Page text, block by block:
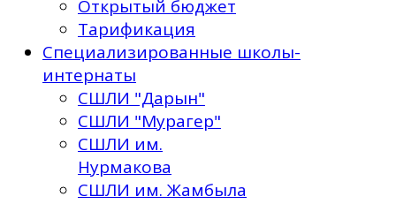
Открытый бюджет
Тарификация
Специализированные школы-
интернаты
СШЛИ "Дарын"
СШЛИ "Мурагер"
СШЛИ им.
Нурмакова
СШЛИ им. Жамбыла